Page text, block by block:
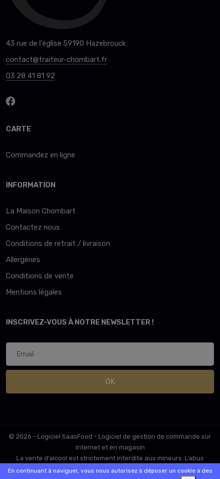
43 rue de l'église 59190 Hazebrouck
contact@traiteur-chombart.fr
03 28 41 81 92
CARTE
Commandez en ligne
INFORMATION
La Maison Chombart
Contactez nous
Conditions de retrait / livraison
Allergènes
Conditions de vente
Mentions légales
INSCRIVEZ-VOUS À NOTRE NEWSLETTER !
OK
© 2026 - Logiciel SaasFood - Logiciel de gestion de commande sur
internet et en magasin
La vente d’alcool est strictement interdite aux mineurs. L’abus
d’alcool est dangereux pour la santé. A consommer avec
En continuant à naviguer, vous nous autorisez à déposer un cookie à des